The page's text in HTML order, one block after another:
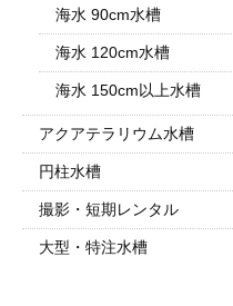
海水 90cm水槽
海水 120cm水槽
海水 150cm以上水槽
アクアテラリウム水槽
円柱水槽
撮影・短期レンタル
大型・特注水槽